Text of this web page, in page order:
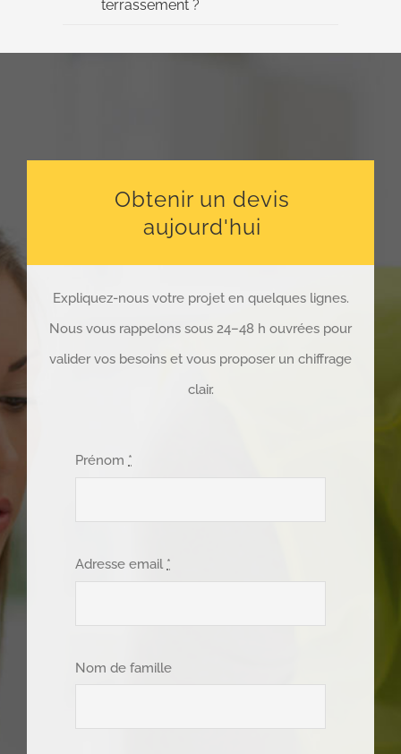
terrassement ?
Obtenir un devis
aujourd'hui
Expliquez-nous votre projet en quelques lignes.
Nous vous rappelons sous 24–48 h ouvrées pour
valider vos besoins et vous proposer un chiffrage
clair.
Prénom *
Adresse email *
Nom de famille